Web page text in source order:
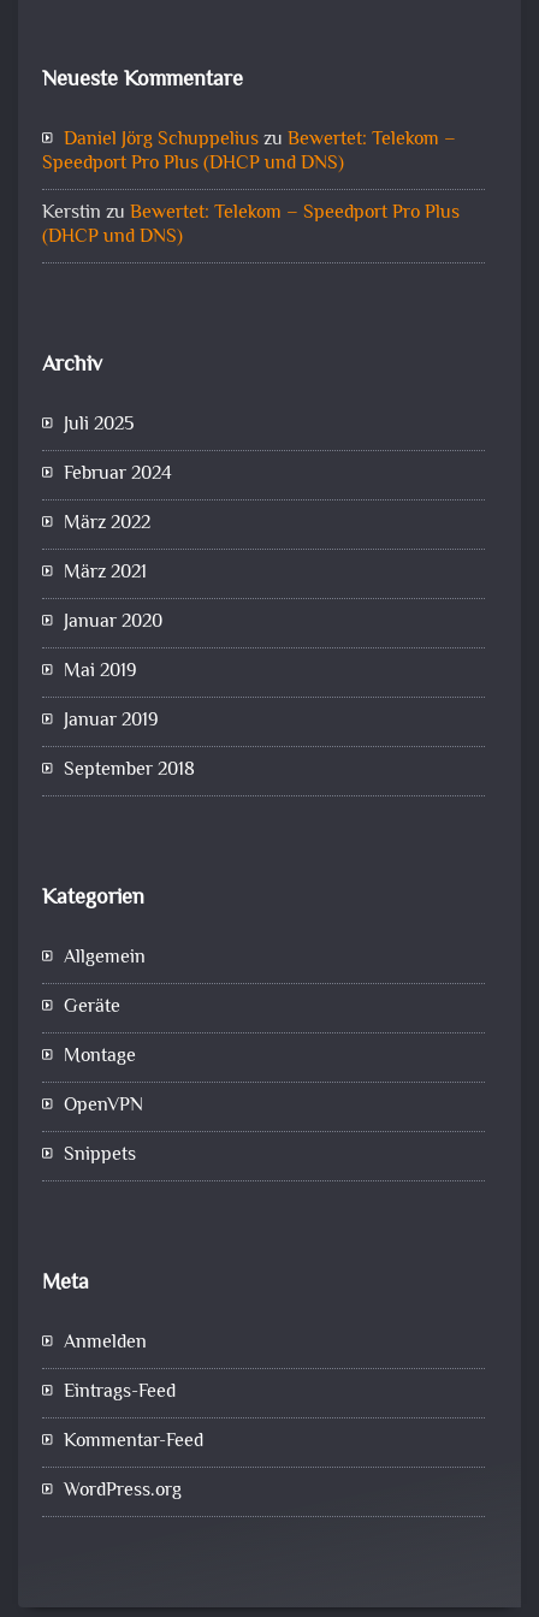
Neueste Kommentare
Daniel Jörg Schuppeliuszu Bewertet: Telekom –
Speedport Pro Plus (DHCP und DNS)
Kerstin zu Bewertet: Telekom – Speedport Pro Plus
(DHCP und DNS)
Archiv
Juli 2025
Februar 2024
März 2022
März 2021
Januar 2020
Mai 2019
Januar 2019
September 2018
Kategorien
Allgemein
Geräte
Montage
OpenVPN
Snippets
Meta
Anmelden
Eintrags-Feed
Kommentar-Feed
WordPress.org